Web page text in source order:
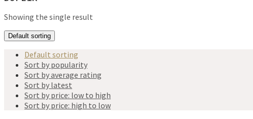
Showing the single result
Default sorting
Default sorting
Sort by popularity
Sort by average rating
Sort by latest
Sort by price: low to high
Sort by price: high to low